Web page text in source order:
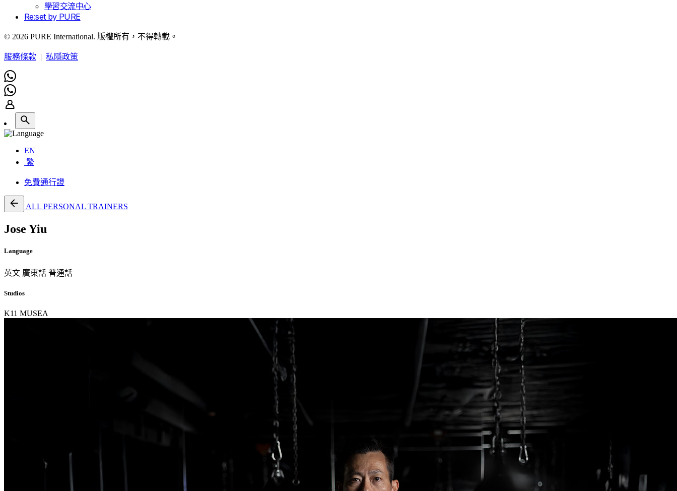
學習交流中心
Re:set by PURE
© 2026 PURE International. 版權所有，不得轉載。
服務條款 | 私隱政策
EN
繁
免費通行證
ALL PERSONAL TRAINERS
Jose Yiu
Language
英文 廣東話 普通話
Studios
K11 MUSEA